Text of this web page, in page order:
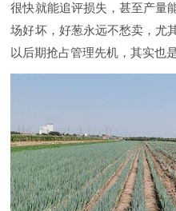
很快就能追评损失，甚至产量
场好坏，好葱永远不愁卖，尤
以后期抢占管理先机，其实也